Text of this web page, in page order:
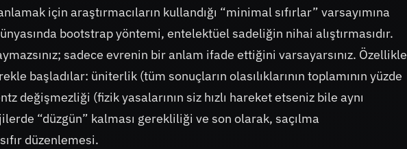
için araştırmacıların kullandığı “minimal sıfırlar” varsayımına
bootstrap yöntemi, entelektüel sadeliğin nihai alıştırmasıdır.
sadece evrenin bir anlam ifade ettiğini varsayarsınız. Özellikle
başladılar: üniterlik (tüm sonuçların olasılıklarının toplamının yüzde
değişmezliği (fizik yasalarının siz hızlı hareket etseniz bile aynı
“düzgün” kalması gerekliliği ve son olarak, saçılma
düzenlemesi.